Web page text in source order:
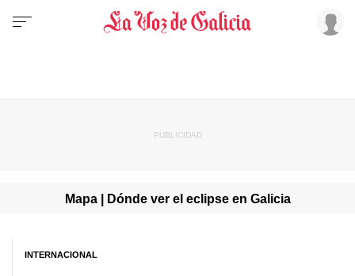
Mapa | Dónde ver el eclipse en Galicia
INTERNACIONAL